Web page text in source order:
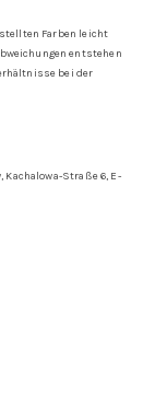
Farben leicht
entstehen
bei der
Kachalowa-Straße 6, E-